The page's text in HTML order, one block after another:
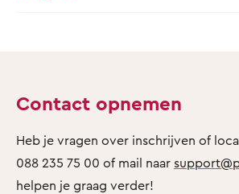
Contact opnemen
Heb je vragen over inschrijven of
088 235 75 00 of mail naar
helpen je graag verder!